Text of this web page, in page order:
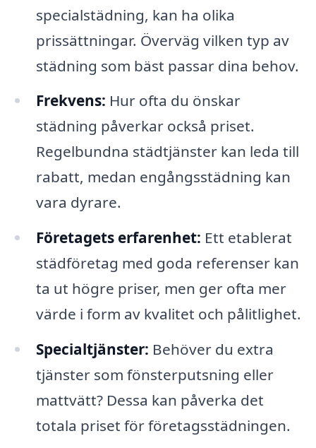
specialstädning, kan ha olika
prissättningar. Överväg vilken typ av
städning som bäst passar dina behov.
Frekvens: Hur ofta du önskar
städning påverkar också priset.
Regelbundna städtjänster kan leda till
rabatt, medan engångsstädning kan
vara dyrare.
Företagets erfarenhet: Ett etablerat
städföretag med goda referenser kan
ta ut högre priser, men ger ofta mer
värde i form av kvalitet och pålitlighet.
Specialtjänster: Behöver du extra
tjänster som fönsterputsning eller
mattvätt? Dessa kan påverka det
totala priset för företagsstädningen.